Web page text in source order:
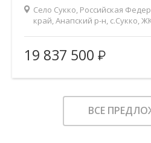
Село Сукко, Российская
край, Анапский р-н, с.Сукко,
Площадь (общ/жил/кух), м2:
Количество комнат:
Этаж:
В ИЗБРАННОЕ
19 837 500
ВСЕ